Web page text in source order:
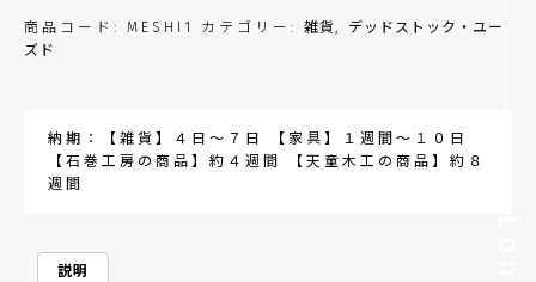
ァ
イ
ン）
商品コード: MESHI1 カテゴリー: 雑貨, デッドストック・ユー
ズド
説明